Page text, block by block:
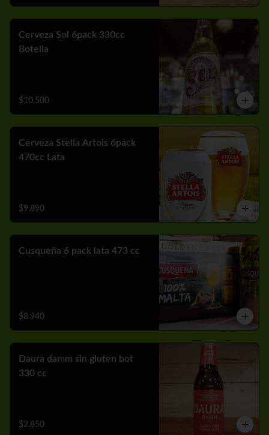
Cerveza Sol 6pack 330cc
Botella
$10.500
Cerveza Stella Artois 6pack
470cc Lata
$9.890
Cusqueña 6 pack lata 473 cc
$8.940
Daura damm sin gluten bot
330 cc
$2.850